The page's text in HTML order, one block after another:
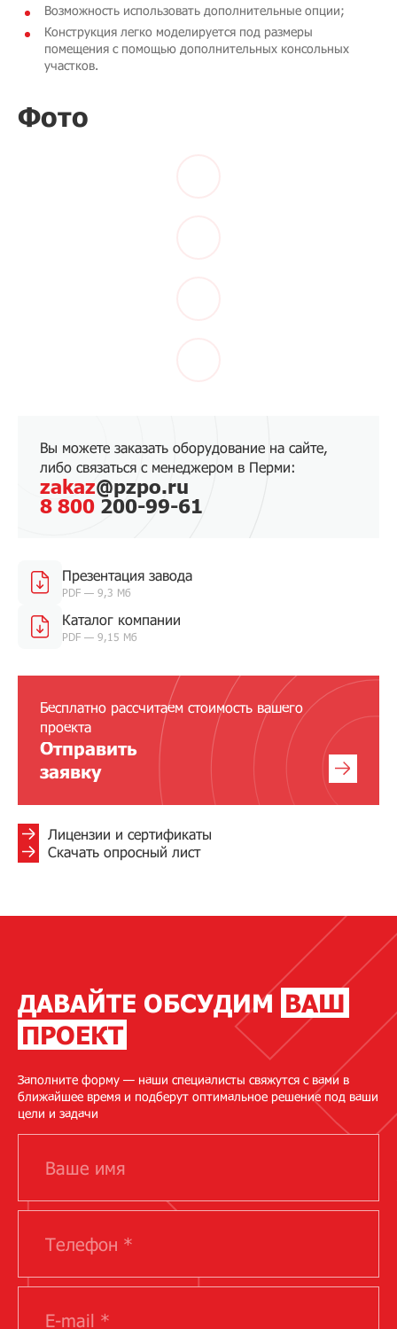
Возможность использовать дополнительные опции;
Конструкция легко моделируется под размеры
помещения с помощью дополнительных консольных
участков.
Фото
Вы можете заказать оборудование на сайте,
либо связаться с менеджером в Перми:
zakaz@pzpo.ru
8 800 200-99-61
Презентация завода
PDF — 9,3 Мб
Каталог компании
PDF — 9,15 Мб
Бесплатно рассчитаем стоимость вашего
проекта
Отправить
заявку
Лицензии и сертификаты
Скачать опросный лист
ДАВАЙТЕ ОБСУДИМ ВАШ
ПРОЕКТ
Заполните форму — наши специалисты свяжутся с вами в
ближайшее время и подберут оптимальное решение под ваши
цели и задачи